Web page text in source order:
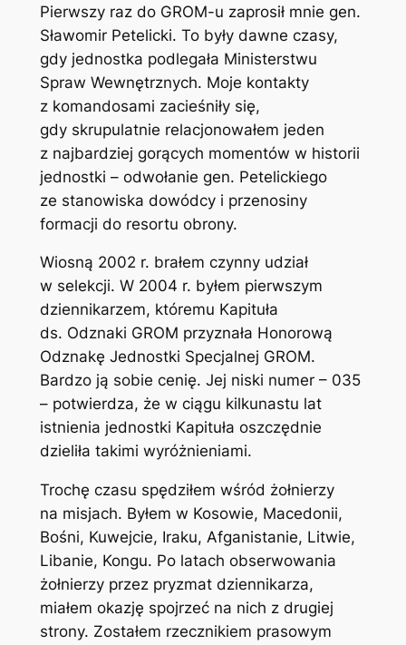
Pierwszy raz do GROM-u zaprosił mnie gen.
Sławomir Petelicki. To były dawne czasy,
gdy jednostka podlegała Ministerstwu
Spraw Wewnętrznych. Moje kontakty
z komandosami zacieśniły się,
gdy skrupulatnie relacjonowałem jeden
z najbardziej gorących momentów w historii
jednostki – odwołanie gen. Petelickiego
ze stanowiska dowódcy i przenosiny
formacji do resortu obrony.
Wiosną 2002 r. brałem czynny udział
w selekcji. W 2004 r. byłem pierwszym
dziennikarzem, któremu Kapituła
ds. Odznaki GROM przyznała Honorową
Odznakę Jednostki Specjalnej GROM.
Bardzo ją sobie cenię. Jej niski numer – 035
– potwierdza, że w ciągu kilkunastu lat
istnienia jednostki Kapituła oszczędnie
dzieliła takimi wyróżnieniami.
Trochę czasu spędziłem wśród żołnierzy
na misjach. Byłem w Kosowie, Macedonii,
Bośni, Kuwejcie, Iraku, Afganistanie, Litwie,
Libanie, Kongu. Po latach obserwowania
żołnierzy przez pryzmat dziennikarza,
miałem okazję spojrzeć na nich z drugiej
strony. Zostałem rzecznikiem prasowym